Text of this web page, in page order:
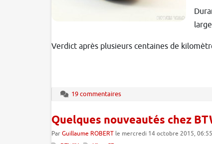
Verdict après plusieurs centaines de
19 commentaires
Quelques nouveautés chez
Par Guillaume ROBERT le mercredi 14 octobre 2015,